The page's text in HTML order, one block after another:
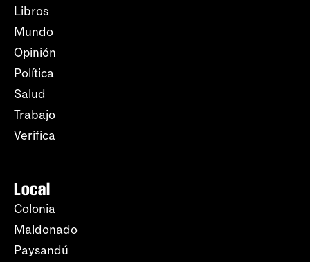
Libros
Mundo
Opinión
Política
Salud
Trabajo
Verifica
Local
Colonia
Maldonado
Paysandú